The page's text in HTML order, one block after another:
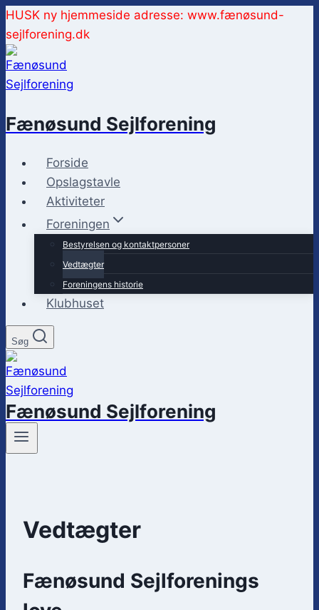
Fortsæt
til
indhold
HUSK ny hjemmeside adresse: www.fænøsund-
sejlforening.dk
Fænøsund Sejlforening
Forside
Opslagstavle
Aktiviteter
Foreningen
Bestyrelsen og kontaktpersoner
Vedtægter
Foreningens historie
Klubhuset
Søg
Fænøsund Sejlforening
Vedtægter
Fænøsund Sejlforenings